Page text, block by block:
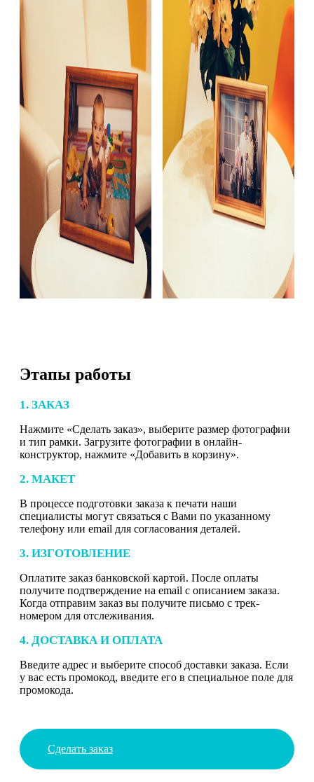
Этапы работы
1. ЗАКАЗ
Нажмите «Сделать заказ», выберите размер фотографии
и тип рамки. Загрузите фотографии в онлайн-
конструктор, нажмите «Добавить в корзину».
2. МАКЕТ
В процессе подготовки заказа к печати наши
специалисты могут связаться с Вами по указанному
телефону или email для согласования деталей.
3. ИЗГОТОВЛЕНИЕ
Оплатите заказ банковской картой. После оплаты
получите подтверждение на email с описанием заказа.
Когда отправим заказ вы получите письмо с трек-
номером для отслеживания.
4. ДОСТАВКА И ОПЛАТА
Введите адрес и выберите способ доставки заказа. Если
у вас есть промокод, введите его в специальное поле для
промокода.
Сделать заказ